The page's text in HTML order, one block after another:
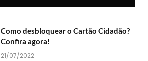
Como desbloquear o Cartão Cidadão?
Confira agora!
21/07/2022